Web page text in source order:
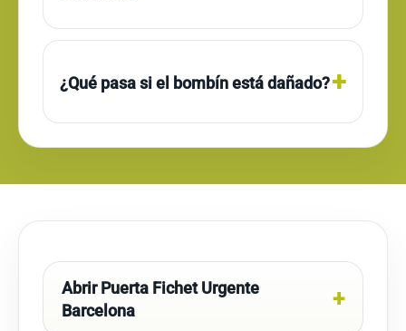
¿Qué pasa si el bombín está dañado?
Abrir Puerta Fichet Urgente
Barcelona